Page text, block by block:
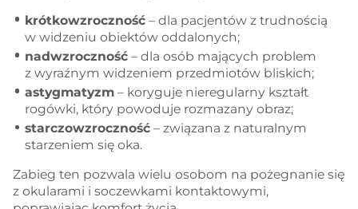
krótkowzroczność– dla pacjentów z trudnością
w widzeniu obiektów oddalonych;
nadwzroczność– dla osób mających problem
z wyraźnym widzeniem przedmiotów bliskich;
astygmatyzm– koryguje nieregularny kształt
rogówki, który powoduje rozmazany obraz;
starczowzroczność– związana z naturalnym
starzeniem się oka.
Zabieg ten pozwala wielu osobom na pożegnanie się
z okularami i soczewkami kontaktowymi,